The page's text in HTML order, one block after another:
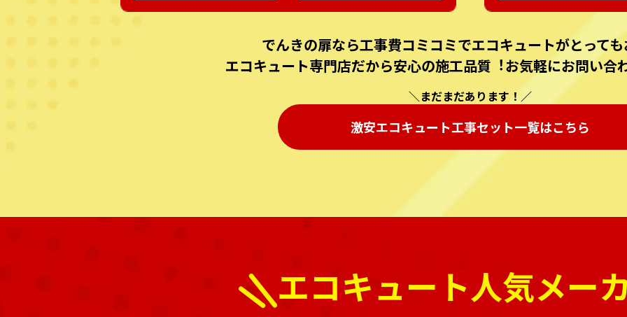
でんきの扉なら⼯事費コミコミでエコキュートがとって
エコキュート専⾨店だから安⼼の施⼯品質︕お気軽にお問い合
＼まだまだあります！／
激安エコキュート⼯事セット⼀覧はこちら
エコキュート人気メー